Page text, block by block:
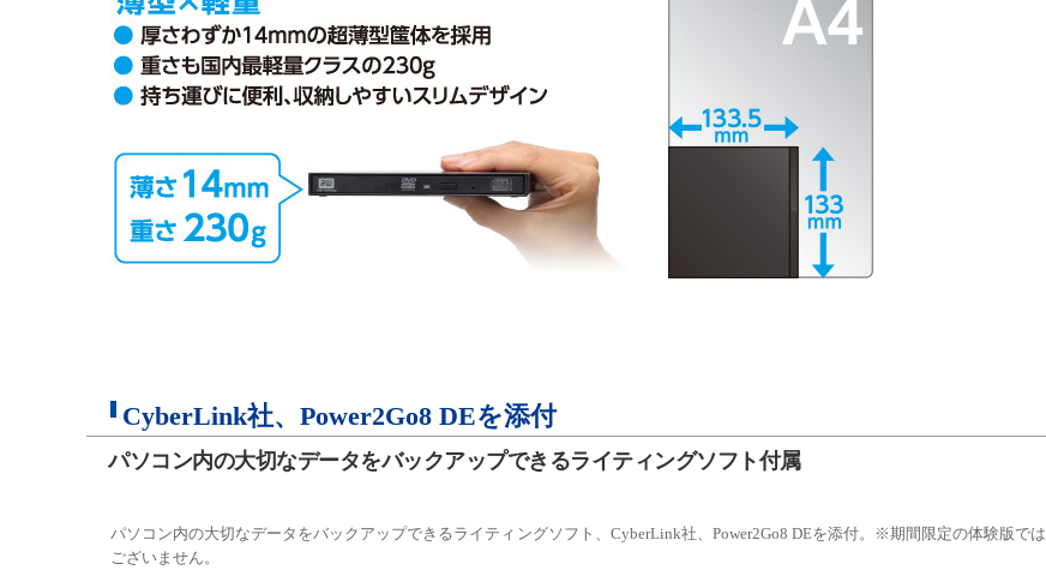
CyberLink社、Power2Go8 DEを添付
パソコン内の大切なデータをバックアップできるライティングソフト付属
パソコン内の大切なデータをバックアップできるライティングソフト、CyberLink社、Power2Go8 DEを添付。※期間限定の体験版では
ございません。